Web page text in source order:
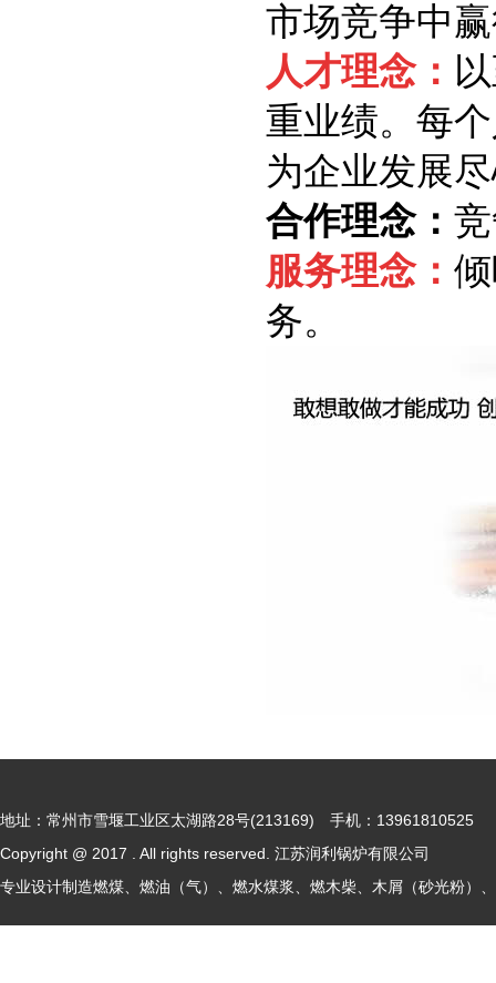
市场竞争中
人才理念：
重业绩。每
为企业发展
合作理念：
服务理念：
务。
地址：常州市雪堰工业区太湖路28号(213169) 手机：13961810525
Copyright @ 2017 . All rights reserved. 江苏润利锅炉有限公司
专业设计制造燃煤、燃油（气）、燃水煤浆、燃木柴、木屑（砂光粉）